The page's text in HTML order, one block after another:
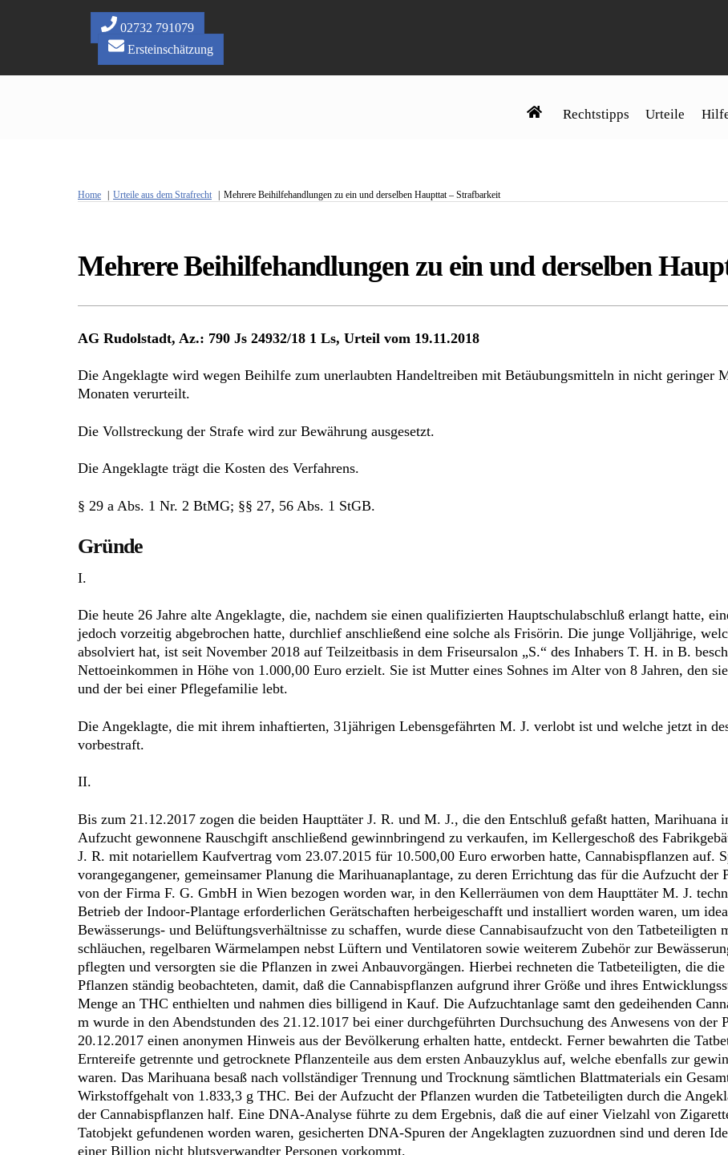
02732 791079
Ersteinschätzung
Rechtstipps Urteile
Home Urteile aus dem Strafrecht Mehrere Beihilfehandlungen zu ein und derselben Haupttat – Strafbarkeit
Mehrere Beihilfehandlungen zu ein und derselben
AG Rudolstadt, Az.: 790 Js 24932/18 1 Ls, Urteil vom 19.11.2018
Die Angeklagte wird wegen Beihilfe zum unerlaubten Handeltreiben mit Betäubungsmitteln in nicht geringer
Monaten verurteilt.
Die Vollstreckung der Strafe wird zur Bewährung ausgesetzt.
Die Angeklagte trägt die Kosten des Verfahrens.
§ 29 a Abs. 1 Nr. 2 BtMG; §§ 27, 56 Abs. 1 StGB.
Gründe
I.
Die heute 26 Jahre alte Angeklagte, die, nachdem sie einen qualifizierten Hauptschulabschluß erlangt hatte,
jedoch vorzeitig abgebrochen hatte, durchlief anschließend eine solche als Frisörin. Die junge Volljährige,
absolviert hat, ist seit November 2018 auf Teilzeitbasis in dem Friseursalon „S.“ des Inhabers T. H. in B.
Nettoeinkommen in Höhe von 1.000,00 Euro erzielt. Sie ist Mutter eines Sohnes im Alter von 8 Jahren, den
und der bei einer Pflegefamilie lebt.
Die Angeklagte, die mit ihrem inhaftierten, 31jährigen Lebensgefährten M. J. verlobt ist und welche jetzt in
vorbestraft.
II.
Bis zum 21.12.2017 zogen die beiden Haupttäter J. R. und M. J., die den Entschluß gefaßt hatten, Marihuana
Aufzucht gewonnene Rauschgift anschließend gewinnbringend zu verkaufen, im Kellergeschoß des
J. R. mit notariellem Kaufvertrag vom 23.07.2015 für 10.500,00 Euro erworben hatte, Cannabispflanzen auf.
vorangegangener, gemeinsamer Planung die Marihuanaplantage, zu deren Errichtung das für die Aufzucht der
von der Firma F. G. GmbH in Wien bezogen worden war, in den Kellerräumen von dem Haupttäter M. J.
Betrieb der Indoor-Plantage erforderlichen Gerätschaften herbeigeschafft und installiert worden waren, um
Bewässerungs- und Belüftungsverhältnisse zu schaffen, wurde diese Cannabisaufzucht von den Tatbeteiligten
schläuchen, regelbaren Wärmelampen nebst Lüftern und Ventilatoren sowie weiterem Zubehör zur
pflegten und versorgten sie die Pflanzen in zwei Anbauvorgängen. Hierbei rechneten die Tatbeteiligten, die
Pflanzen ständig beobachteten, damit, daß die Cannabispflanzen aufgrund ihrer Größe und ihres
Menge an THC enthielten und nahmen dies billigend in Kauf. Die Aufzuchtanlage samt den gedeihenden
m wurde in den Abendstunden des 21.12.1017 bei einer durchgeführten Durchsuchung des Anwesens von der
20.12.2017 einen anonymen Hinweis aus der Bevölkerung erhalten hatte, entdeckt. Ferner bewahrten die
Erntereife getrennte und getrocknete Pflanzenteile aus dem ersten Anbauzyklus auf, welche ebenfalls zur
waren. Das Marihuana besaß nach vollständiger Trennung und Trocknung sämtlichen Blattmaterials ein
Wirkstoffgehalt von 1.833,3 g THC. Bei der Aufzucht der Pflanzen wurden die Tatbeteiligten durch die
der Cannabispflanzen half. Eine DNA-Analyse führte zu dem Ergebnis, daß die auf einer Vielzahl von
Tatobjekt gefundenen worden waren, gesicherten DNA-Spuren der Angeklagten zuzuordnen sind und deren
einer Billion nicht blutsverwandter Personen vorkommt.